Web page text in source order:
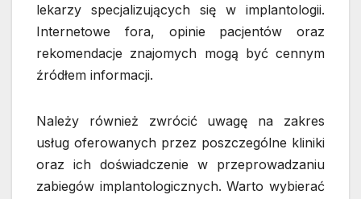
lekarzy specjalizujących się w implantologii.
Internetowe fora, opinie pacjentów oraz
rekomendacje znajomych mogą być cennym
źródłem informacji.
Należy również zwrócić uwagę na zakres
usług oferowanych przez poszczególne kliniki
oraz ich doświadczenie w przeprowadzaniu
zabiegów implantologicznych. Warto wybierać